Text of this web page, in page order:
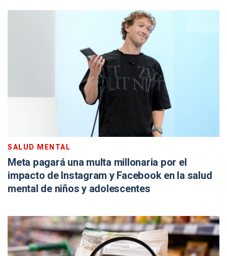
SALUD MENTAL
Meta pagará una multa millonaria por el
impacto de Instagram y Facebook en la salud
mental de niños y adolescentes